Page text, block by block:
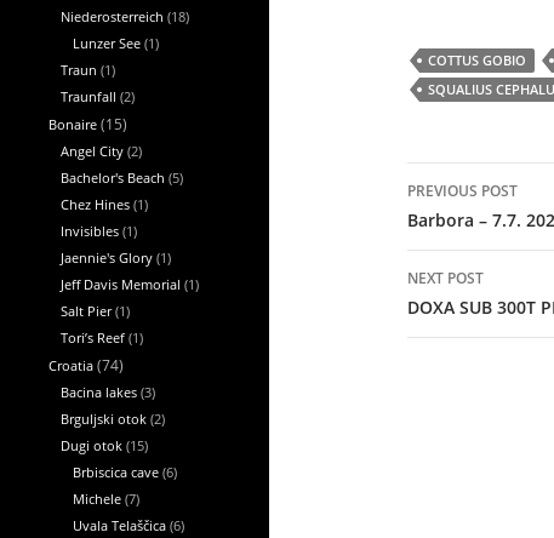
COTTUS GOBIO
SQUALIUS
navigation
PREVIOUS POST
Barbora – 7.7.
NEXT POST
DOXA SUB 300T
Niederosterreich (18)
Lunzer See (1)
Traun (1)
Traunfall (2)
Bonaire (15)
Angel City (2)
Bachelor's Beach (5)
Chez Hines (1)
Invisibles (1)
Jaennie's Glory (1)
Jeff Davis Memorial (1)
Salt Pier(1)
Tori’s Reef (1)
Croatia (74)
Bacina lakes (3)
Brguljski otok (2)
Dugi otok (15)
Brbiscica cave (6)
Michele (7)
Uvala Telaščica (6)